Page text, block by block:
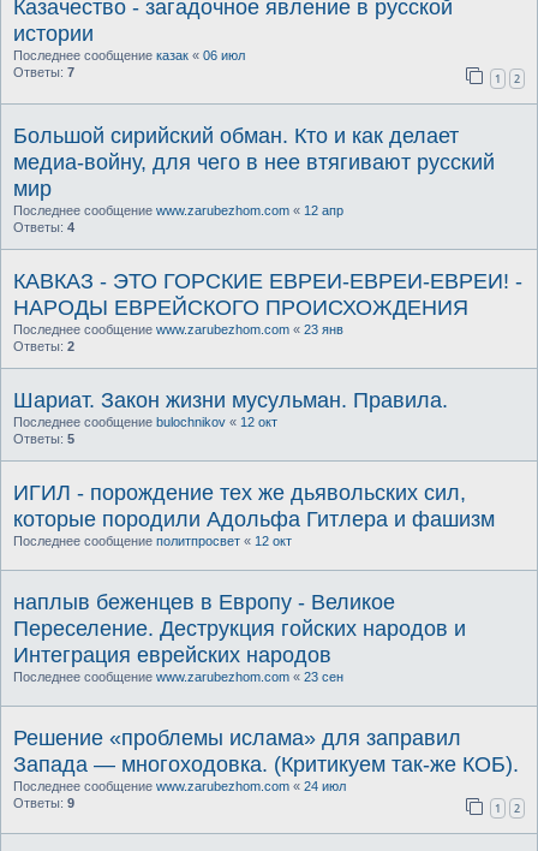
Казачество - загадочное явление в русской
истории
Последнее сообщение казак « 06 июл
Ответы: 7 1 2
Большой сирийский обман. Кто и как делает
медиа-войну, для чего в нее втягивают русский
мир
Последнее сообщение www.zarubezhom.com « 12 апр
Ответы: 4
КАВКАЗ - ЭТО ГОРСКИЕ ЕВРЕИ-ЕВРЕИ-ЕВРЕИ! -
НАРОДЫ ЕВРЕЙСКОГО ПРОИСХОЖДЕНИЯ
Последнее сообщение www.zarubezhom.com « 23 янв
Ответы: 2
Шариат. Закон жизни мусульман. Правила.
Последнее сообщение bulochnikov « 12 окт
Ответы: 5
ИГИЛ - порождение тех же дьявольских сил,
которые породили Адольфа Гитлера и фашизм
Последнее сообщение политпросвет « 12 окт
наплыв беженцев в Европу - Великое
Переселение. Деструкция гойских народов и
Интеграция еврейских народов
Последнее сообщение www.zarubezhom.com « 23 сен
Решение «проблемы ислама» для заправил
Запада — многоходовка. (Критикуем так-же КОБ).
Последнее сообщение www.zarubezhom.com « 24 июл
Ответы: 9 1 2